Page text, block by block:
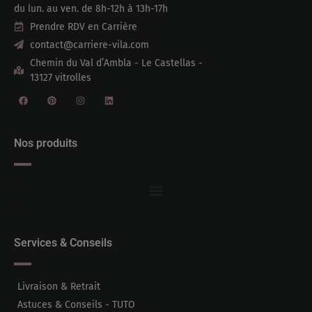
du lun. au ven. de 8h-12h à 13h-17h
Prendre RDV en Carrière
contact@carriere-vila.com
Chemin du Val d’Ambla - Le Castellas -
13127 vitrolles
Nos produits
Services & Conseils
Livraison & Retrait
Astuces & Conseils - TUTO